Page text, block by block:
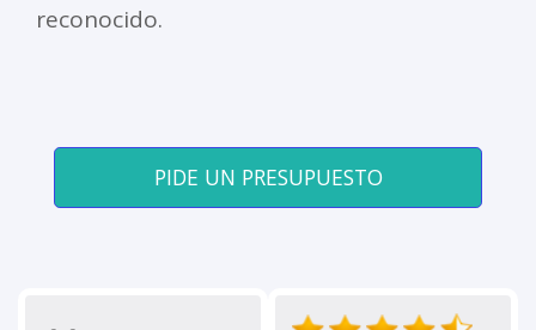
reconocido.
PIDE UN PRESUPUESTO